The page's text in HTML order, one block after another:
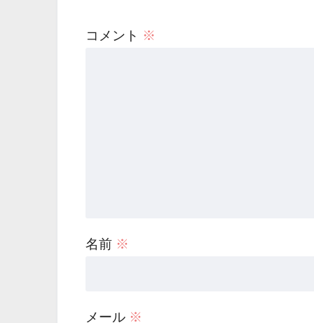
コメント ※
名前 ※
メール ※